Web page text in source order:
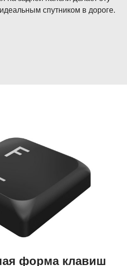
спутником в дороге.
форма клавиш